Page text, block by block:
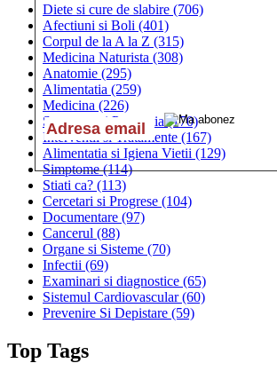
Diete si cure de slabire (706)
Afectiuni si Boli (401)
Corpul de la A la Z (315)
Medicina Naturista (308)
Anatomie (295)
Alimentatia (259)
Medicina (226)
Sanatatea si Preventia(170)
Interventii si Tratamente (167)
Alimentatia si Igiena Vietii (129)
Simptome(114)
Stiati ca? (113)
Cercetari si Progrese (104)
Documentare (97)
Cancerul (88)
Organe si Sisteme (70)
Infectii (69)
Examinari si diagnostice (65)
Sistemul Cardiovascular(60)
Prevenire Si Depistare (59)
Top Tags